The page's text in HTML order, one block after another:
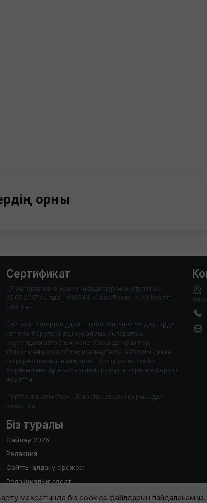
мақсатында біз cookies файлдарын пайдаланамыз.
орны
Сертификат
ҚР Ақпарат және коммуникациялар министрлігінің
25.05.2017 жылдан №16544 «NewsRoom +» АА Куәлігі
берілген.
Сайттағы материалдарды пайдаланғанда міндетті түрде
сілтеме берулеріңізді сұраймыз. Ақпараттық
порталдағы авторлық және басқа да құқықтар
толығымен қорғалатынын ескертеміз. Автордың жеке
пікірі редакцияның көзқарасы болып саналмайды.
Жарнама мен түрлі хабарландыруларға жарнама беруші
жауапты.
Портал жаңалықтары 18 жастан асқан оқырмандар
назарына.
Біз туралы
Сайлау 2026
Редакция
Сайтты қолдану ережесі
Редакциялық саясат